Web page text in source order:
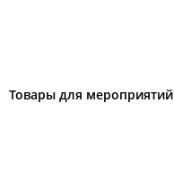
Товары для мероприятий